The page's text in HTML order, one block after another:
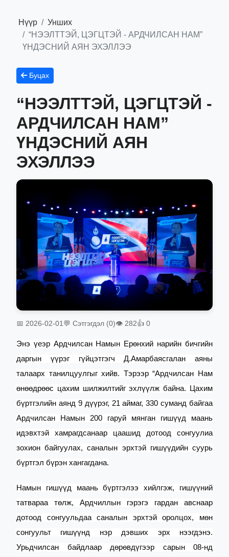
Нүүр
Унших
“НЭЭЛТТЭЙ, ЦЭГЦТЭЙ - АРДЧИЛСАН НАМ”
ҮНДЭСНИЙ АЯН ЭХЭЛЛЭЭ
Буцах
“НЭЭЛТТЭЙ, ЦЭГЦТЭЙ -
АРДЧИЛСАН НАМ”
ҮНДЭСНИЙ АЯН
ЭХЭЛЛЭЭ
📅 2026-02-01 💬 Сэтгэгдэл (0)👁 282👍 0
Энэ үеэр Ардчилсан Намын Ерөнхий нарийн бичгийн
даргын үүрэг гүйцэтгэгч Д.Амарбаясгалан аяны
талаарх танилцуулгыг хийв. Тэрээр “Ардчилсан Нам
өнөөдрөөс цахим шилжилтийг эхлүүлж байна. Цахим
бүртгэлийн аянд 9 дүүрэг, 21 аймаг, 330 суманд байгаа
Ардчилсан Намын 200 гаруй мянган гишүүд маань
идэвхтэй хамрагдсанаар цаашид дотоод сонгуулиа
зохион байгуулах, саналын эрхтэй гишүүдийн суурь
бүртгэл бүрэн хангагдана.
Намын гишүүд маань бүртгэлээ хийлгэж, гишүүний
татвараа төлж, Ардчиллын гэрэгэ гардан авснаар
дотоод сонгуульдаа саналын эрхтэй оролцох, мөн
сонгуульт гишүүнд нэр дэвших эрх нээгдэнэ.
Урьдчилсан байдлаар дөрөвдүгээр сарын 08-нд